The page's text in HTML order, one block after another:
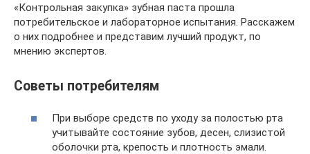
«Контрольная закупка» зубная паста прошла
потребительское и лабораторное испытания. Расскажем
о них подробнее и представим лучший продукт, по
мнению экспертов.
Советы потребителям
При выборе средств по уходу за полостью рта
учитывайте состояние зубов, десен, слизистой
оболочки рта, крепость и плотность эмали.